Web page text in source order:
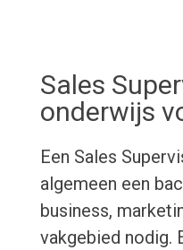
Sales
onderwijs
Een Sales
algemeen een
business,
vakgebied nodig.